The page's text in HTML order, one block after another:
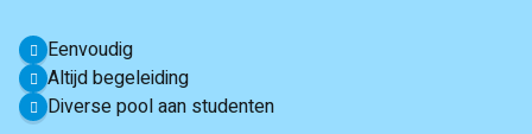
Eenvoudig
Altijd begeleiding
Diverse pool aan studenten